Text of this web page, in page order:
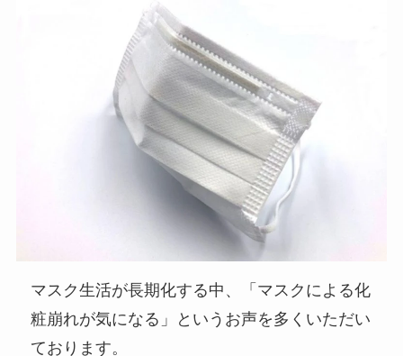
マスク生活が長期化する中、「マスクによる化
粧崩れが気になる」というお声を多くいただい
ております。